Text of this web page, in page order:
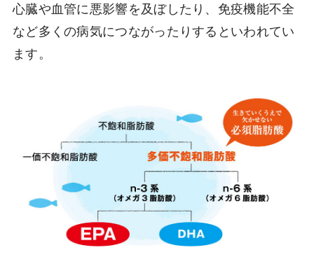
心臓や血管に悪影響を及ぼしたり、免疫機能不全
など多くの病気につながったりするといわれてい
ます。